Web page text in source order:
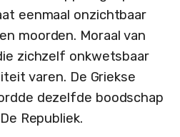
eenmaal onzichtbaar
moorden. Moraal van
zichzelf onkwetsbaar
varen. De Griekse
dezelfde boodschap
Republiek.